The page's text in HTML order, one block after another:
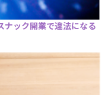
ナック開業で違法になる